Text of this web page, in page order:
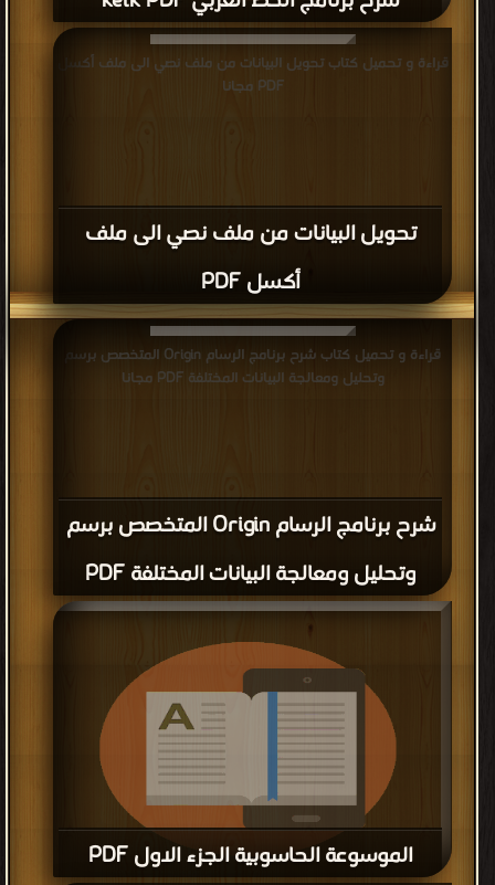
قراءة و تحميل كتاب شرح برنامج الخط العربي kelk PDF مجانا
تحويل البيانات من ملف نصي الى ملف
أكسل PDF
قراءة و تحميل كتاب تحويل البيانات من ملف نصي الى ملف أكسل
PDF مجانا
شرح برنامج الرسام Origin المتخصص برسم
وتحليل ومعالجة البيانات المختلفة PDF
قراءة و تحميل كتاب شرح برنامج الرسام Origin المتخصص برسم
وتحليل ومعالجة البيانات المختلفة PDF مجانا
الموسوعة الحاسوبية الجزء الاول PDF